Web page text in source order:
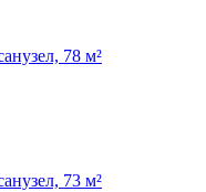
78 м²
73 м²